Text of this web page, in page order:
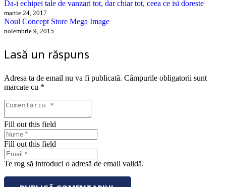
Da-i echipei tale de vanzari tot, dar chiar tot, ceea ce isi doreste
martie 24, 2017
Noul Concept Store Mega Image
noiembrie 9, 2015
Lasă un răspuns
Adresa ta de email nu va fi publicată. Câmpurile obligatorii sunt
marcate cu *
Fill out this field
Fill out this field
Te rog să introduci o adresă de email validă.